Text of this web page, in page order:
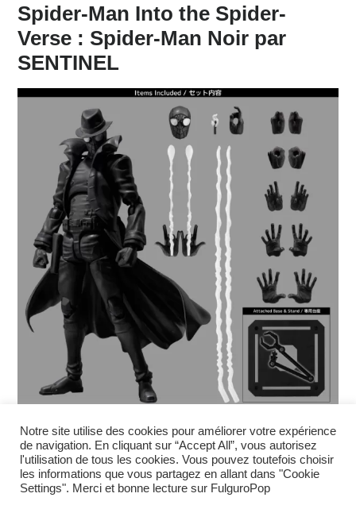
Spider-Man Into the Spider-
Verse : Spider-Man Noir par
SENTINEL
Fighting Armor Deadpool X-
FORCE ver. par SENTINEL
En préco chez notre partenaire Hobby Genki. Bénéficiez de
Notre site utilise des cookies pour améliorer votre expérience
de navigation. En cliquant sur “Accept All”, vous autorisez
l'utilisation de tous les cookies. Vous pouvez toutefois choisir
les informations que vous partagez en allant dans "Cookie
Settings". Merci et bonne lecture sur FulguroPop